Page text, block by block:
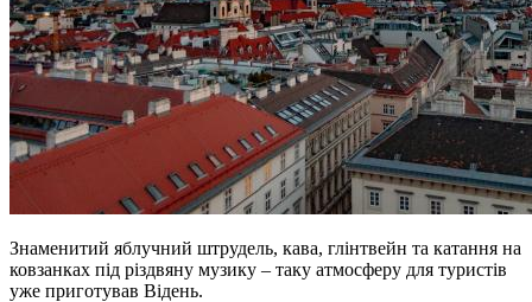
Знаменитий яблучний штрудель, кава, глінтвейн та катання на
ковзанках під різдвяну музику – таку атмосферу для туристів
уже приготував Відень.